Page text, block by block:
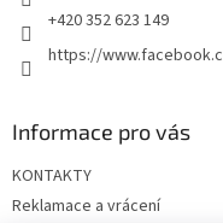
+420 352 623 149
https://
Informace pro vás
KONTAKTY
Reklamace a vrácení